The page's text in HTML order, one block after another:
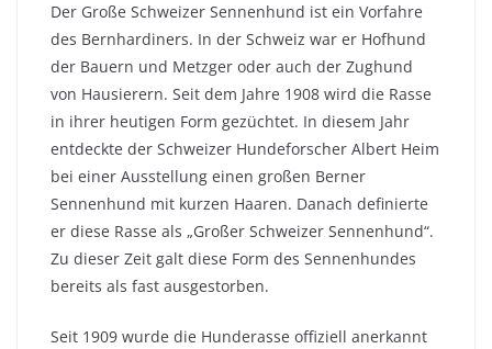
Der Große Schweizer Sennenhund ist ein Vorfahre
des Bernhardiners. In der Schweiz war er Hofhund
der Bauern und Metzger oder auch der Zughund
von Hausierern. Seit dem Jahre 1908 wird die Rasse
in ihrer heutigen Form gezüchtet. In diesem Jahr
entdeckte der Schweizer Hundeforscher Albert Heim
bei einer Ausstellung einen großen Berner
Sennenhund mit kurzen Haaren. Danach definierte
er diese Rasse als „Großer Schweizer Sennenhund“.
Zu dieser Zeit galt diese Form des Sennenhundes
bereits als fast ausgestorben.
Seit 1909 wurde die Hunderasse offiziell anerkannt